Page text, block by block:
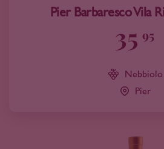
Pier Barbaresco Vila
35 95
Nebbiolo
Pier